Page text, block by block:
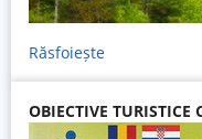
Răsfoiește
OBIECTIVE TURISTICE